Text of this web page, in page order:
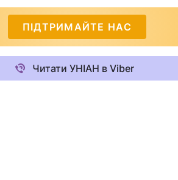
ПІДТРИМАЙТЕ НАС
Читати УНІАН в Viber